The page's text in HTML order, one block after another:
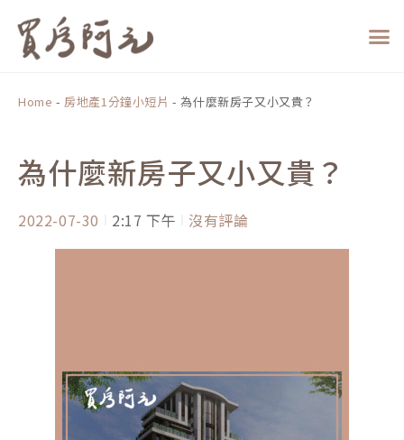
Home - 房地產1分鐘小短片 -為什麼新房子又小又貴？
為什麼新房子又小又貴？
2022-07-30 2:17 下午 沒有評論